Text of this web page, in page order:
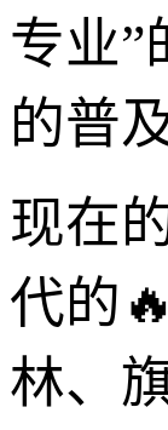
专业”
的普
现在
代的
林、